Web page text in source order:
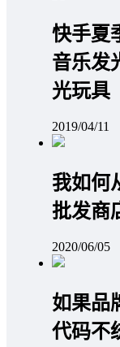
快手夏
音乐发
光玩具
2019/04/11
我如何
批发商
2020/06/05
如果品
代码不